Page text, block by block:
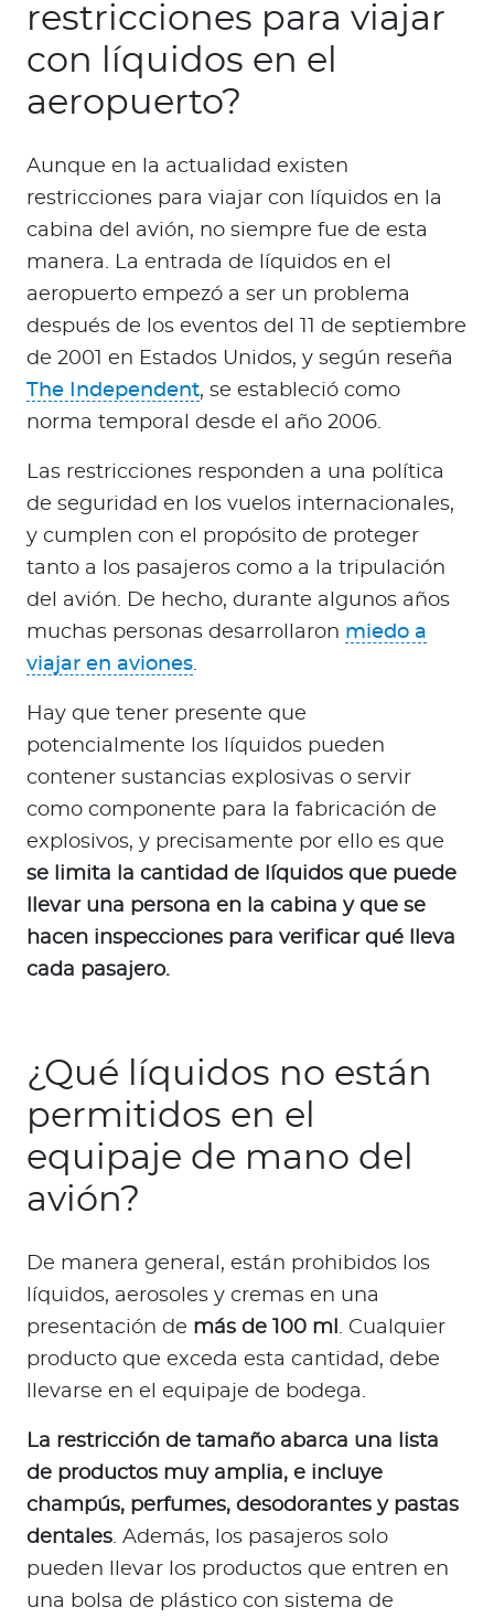
restricciones para viajar
con líquidos en el
aeropuerto?
Aunque en la actualidad existen
restricciones para viajar con líquidos en la
cabina del avión, no siempre fue de esta
manera. La entrada de líquidos en el
aeropuerto empezó a ser un problema
después de los eventos del 11 de septiembre
de 2001 en Estados Unidos, y según reseña
The Independent, se estableció como
norma temporal desde el año 2006.
Las restricciones responden a una política
de seguridad en los vuelos internacionales,
y cumplen con el propósito de proteger
tanto a los pasajeros como a la tripulación
del avión. De hecho, durante algunos años
muchas personas desarrollaron miedo a
viajar en aviones.
Hay que tener presente que
potencialmente los líquidos pueden
contener sustancias explosivas o servir
como componente para la fabricación de
explosivos, y precisamente por ello es que
se limita la cantidad de líquidos que puede
llevar una persona en la cabina y que se
hacen inspecciones para verificar qué lleva
cada pasajero.
¿Qué líquidos no están
permitidos en el
equipaje de mano del
avión?
De manera general, están prohibidos los
líquidos, aerosoles y cremas en una
presentación de más de 100 ml . Cualquier
producto que exceda esta cantidad, debe
llevarse en el equipaje de bodega.
La restricción de tamaño abarca una lista
de productos muy amplia, e incluye
champús, perfumes, desodorantes y pastas
dentales. Además, los pasajeros solo
pueden llevar los productos que entren en
una bolsa de plástico con sistema de